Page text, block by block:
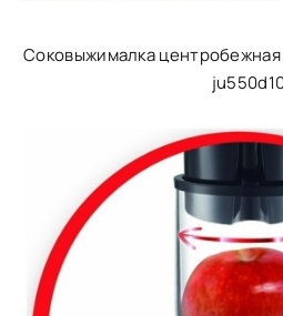
Соковыжималка
ju550d10